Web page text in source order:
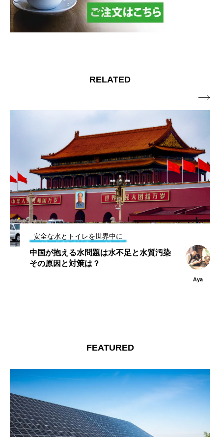
RELATED
安全な水とトイレを世界中に
中国が抱える水問題は水不足と水質汚染
その原因と対策は？
Aya

FEATURED